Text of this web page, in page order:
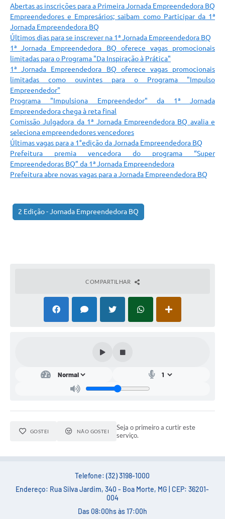
Emprega Barbacena
Plano Municipal de Saneamento Básico
Regularização de bairros
Carta de Serviços
Arquivos para Download
Legislação
Telefones Úteis
Transparência
SIC
Abertas as inscrições para a Primeira Jornada Empreendedora BQ
Empreendedores e Empresários; saibam como Participar da 1ª
Jornada Empreendedora BQ
Últimos dias para se inscrever na 1ª Jornada Empreendedora BQ
1ª Jornada Empreendedora BQ oferece vagas promocionais
limitadas para o Programa "Da Inspiração à Prática"
1ª Jornada Empreendedora BQ oferece vagas promocionais
limitadas como ouvintes para o Programa "Impulso
Empreendedor"
Programa "Impulsiona Empreendedor" da 1ª Jornada
Empreendedora chega à reta final
Comissão Julgadora da 1ª Jornada Empreendedora BQ avalia e
seleciona empreendedores vencedores
Últimas vagas para a 1°edição da Jornada Empreendedora BQ
Prefeitura premia vencedora do programa “Super
Empreendedoras BQ” da 1ª Jornada Empreendedora
Prefeitura abre novas vagas para a Jornada Empreendedora BQ
2 Edição - Jornada Empreendedora BQ
COMPARTILHAR
GOSTEI NÃO GOSTEI
Seja o primeiro a curtir este
serviço.
Telefone: (32) 3198-1000
Endereço: Rua Silva Jardim, 340 - Boa Morte, MG | CEP: 36201-
004
Das 08:00hs às 17:00h